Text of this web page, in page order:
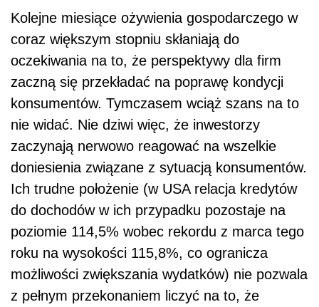
Kolejne miesiące ożywienia gospodarczego w
coraz większym stopniu skłaniają do
oczekiwania na to, że perspektywy dla firm
zaczną się przekładać na poprawę kondycji
konsumentów. Tymczasem wciąż szans na to
nie widać. Nie dziwi więc, że inwestorzy
zaczynają nerwowo reagować na wszelkie
doniesienia związane z sytuacją konsumentów.
Ich trudne położenie (w USA relacja kredytów
do dochodów w ich przypadku pozostaje na
poziomie 114,5% wobec rekordu z marca tego
roku na wysokości 115,8%, co ogranicza
możliwości zwiększania wydatków) nie pozwala
z pełnym przekonaniem liczyć na to, że